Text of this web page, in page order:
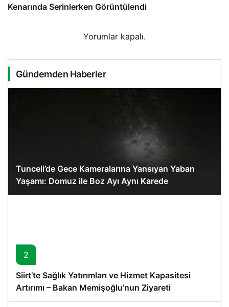
Kenarında Serinlerken Görüntülendi
Yorumlar kapalı.
Gündemden Haberler
Tunceli’de Gece Kameralarına Yansıyan Yaban
Yaşamı: Domuz ile Boz Ayı Aynı Karede
2
Siirt’te Sağlık Yatırımları ve Hizmet Kapasitesi
Artırımı – Bakan Memişoğlu’nun Ziyareti